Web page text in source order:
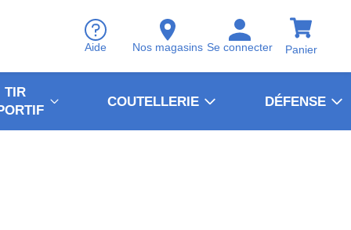
Aide Nos magasins Se connecter Panier
TIR
COUTELLERIE DÉFENSE